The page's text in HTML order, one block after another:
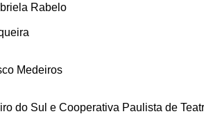
Rabelo
Medeiros
do Sul e Cooperativa Paulista de